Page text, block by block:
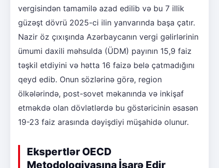
vergisindən tamamilə azad edilib və bu 7 illik
güzəşt dövrü 2025-ci ilin yanvarında başa çatır.
Nazir öz çıxışında Azərbaycanın vergi gəlirlərinin
ümumi daxili məhsulda (ÜDM) payının 15,9 faiz
təşkil etdiyini və hətta 16 faizə belə çatmadığını
qeyd edib. Onun sözlərinə görə, region
ölkələrində, post-sovet məkanında və inkişaf
etməkdə olan dövlətlərdə bu göstəricinin əsasən
19-23 faiz arasında dəyişdiyi müşahidə olunur.
Ekspertlər OECD
Metodologiyasına İşarə Edir